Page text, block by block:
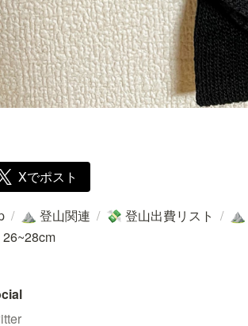
Xでポスト
/ ⛰️ 登山関連 / 💸 登山出費リスト / ⛰️
26~28cm